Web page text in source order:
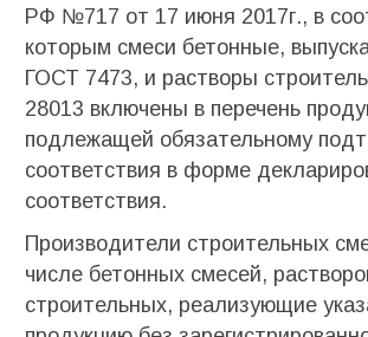
РФ №717 от 17 июня 2017г., в
которым смеси бетонные,
ГОСТ 7473, и растворы
28013 включены в перечень
подлежащей обязательному
соответствия в форме
соответствия.
Производители строительных
числе бетонных смесей,
строительных, реализующие